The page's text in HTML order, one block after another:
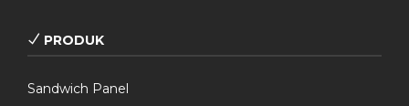
PRODUK
Sandwich Panel